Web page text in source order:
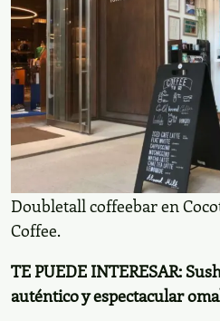
Doubletall coffeebar en
Coffee.
TE PUEDE INTERESAR:
auténtico y espectacular